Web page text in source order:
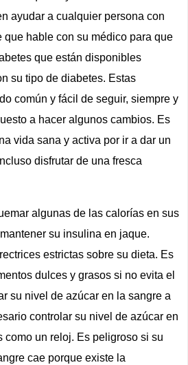
ayudar a cualquier persona con
que hable con su médico para que
que están disponibles
su tipo de diabetes. Estas
común y fácil de seguir, siempre y
a hacer algunos cambios. Es
vida sana y activa por ir a dar un
disfrutar de una fresca
algunas de las calorías en sus
su insulina en jaque.
estrictas sobre su dieta. Es
dulces y grasos si no evita el
su nivel de azúcar en la sangre a
controlar su nivel de azúcar en
como un reloj. Es peligroso si su
cae porque existe la